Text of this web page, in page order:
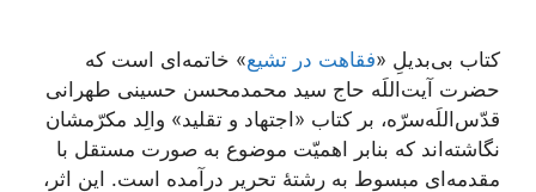
کتاب بی‌بدیلِ «فقاهت در تشیع» خاتمه‌ای است که
حضرت آیت‌اللَه حاج سید محمدمحسن حسینی طهرانی
قدّس‌اللَه‌سرّه، بر کتاب «اجتهاد و تقلید» والِد مکرّمشان
نگاشته‌اند که بنابر اهمیّت موضوع به صورت مستقل با
مقدمه‌ای مبسوط به رشتۀ تحریر درآمده است. این اثر،